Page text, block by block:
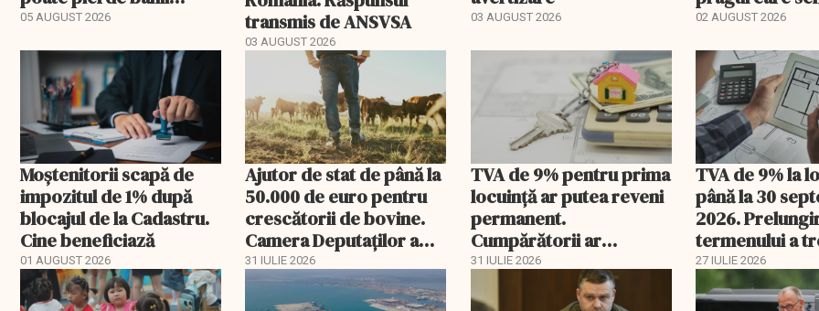
ceruți statului
05 AUGUST 2026
transmis de ANSVSA
03 AUGUST 2026
03 AUGUST 2026
regimul fiscal
02 AUGUST 2026
Moștenitorii scapă de
impozitul de 1% după
blocajul de la Cadastru.
Cine beneficiază
01 AUGUST 2026
Ajutor de stat de până la
50.000 de euro pentru
crescătorii de bovine.
Camera Deputaților a
aprobat schema
31 IULIE 2026
TVA de 9% pentru prima
locuință ar putea reveni
permanent.
Cumpărătorii ar
economisi zeci de mii de
31 IULIE 2026
TVA de 9% la
până la 30
2026.
termenului a
comisia din
27 IULIE 2026